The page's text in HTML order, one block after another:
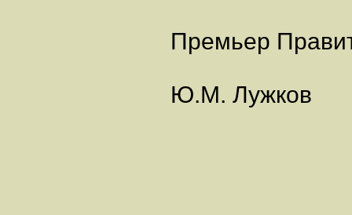
Премьер
Ю.М. Лужков